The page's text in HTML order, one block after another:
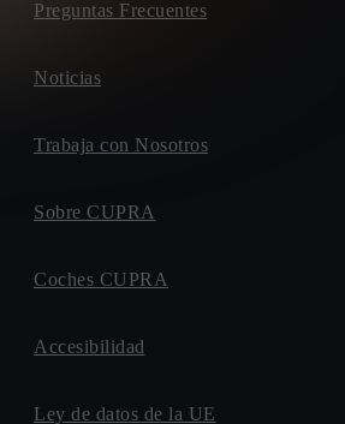
Preguntas Frecuentes
Noticias
Trabaja con Nosotros
Sobre CUPRA
Coches CUPRA
Accesibilidad
Ley de datos de la UE